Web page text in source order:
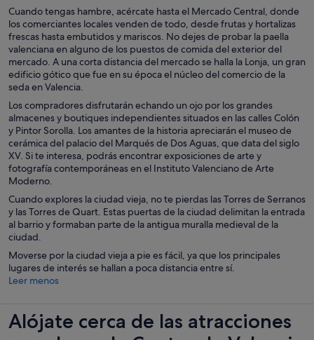
Cuando tengas hambre, acércate hasta el Mercado Central, donde
los comerciantes locales venden de todo, desde frutas y hortalizas
frescas hasta embutidos y mariscos. No dejes de probar la paella
valenciana en alguno de los puestos de comida del exterior del
mercado. A una corta distancia del mercado se halla la Lonja, un gran
edificio gótico que fue en su época el núcleo del comercio de la
seda en Valencia.
Los compradores disfrutarán echando un ojo por los grandes
almacenes y boutiques independientes situados en las calles Colón
y Pintor Sorolla. Los amantes de la historia apreciarán el museo de
cerámica del palacio del Marqués de Dos Aguas, que data del siglo
XV. Si te interesa, podrás encontrar exposiciones de arte y
fotografía contemporáneas en el Instituto Valenciano de Arte
Moderno.
Cuando explores la ciudad vieja, no te pierdas las Torres de Serranos
y las Torres de Quart. Estas puertas de la ciudad delimitan la entrada
al barrio y formaban parte de la antigua muralla medieval de la
ciudad.
Moverse por la ciudad vieja a pie es fácil, ya que los principales
lugares de interés se hallan a poca distancia entre sí.
Leer menos
Alójate cerca de las atracciones